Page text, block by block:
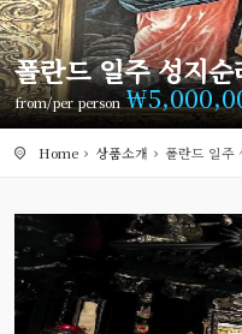
폴란드 일주 성지순
from/per person￦
Home 상품소개 폴란드 일주